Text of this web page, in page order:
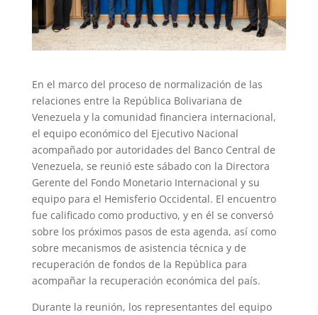
En el marco del proceso de normalización de las
relaciones entre la República Bolivariana de
Venezuela y la comunidad financiera internacional,
el equipo económico del Ejecutivo Nacional
acompañado por autoridades del Banco Central de
Venezuela, se reunió este sábado con la Directora
Gerente del Fondo Monetario Internacional y su
equipo para el Hemisferio Occidental. El encuentro
fue calificado como productivo, y en él se conversó
sobre los próximos pasos de esta agenda, así como
sobre mecanismos de asistencia técnica y de
recuperación de fondos de la República para
acompañar la recuperación económica del país.
Durante la reunión, los representantes del equipo